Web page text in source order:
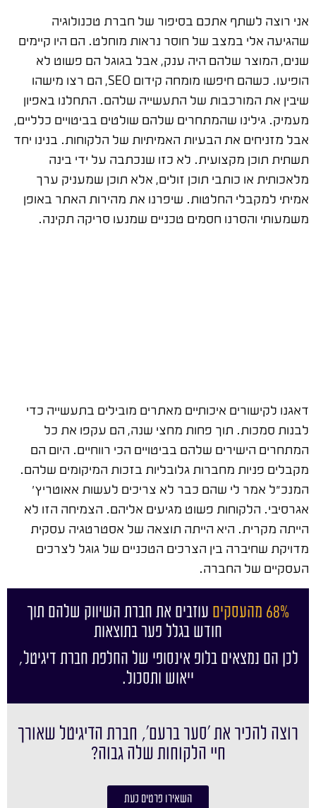
אני רוצה לשתף אתכם בסיפור של חברת טכנולוגיה
שהגיעה אלי במצב של חוסר נראות מוחלט. הם היו קיימים
שנים, המוצר שלהם היה ענק, אבל בגוגל הם פשוט לא
הופיעו. כשהם חיפשו מומחה קידום SEO, הם רצו מישהו
שיבין את המורכבות של התעשייה שלהם. התחלנו באפיון
מעמיק. גילינו שהמתחרים שלהם שולטים בביטויים כלליים,
אבל מזניחים את הבעיות האמיתיות של הלקוחות. בנינו יחד
תשתית תוכן מקצועית. לא כזו שנכתבה על ידי בינה
מלאכותית או כותבי תוכן זולים, אלא תוכן שמעניק ערך
אמיתי למקבלי החלטות. שיפרנו את מהירות האתר באופן
משמעותי והסרנו חסמים טכניים שמנעו סריקה תקינה.
דאגנו לקישורים איכותיים מאתרים מובילים בתעשייה כדי
לבנות סמכות. תוך פחות מחצי שנה, הם עקפו את כל
המתחרים הישירים שלהם בביטויים הכי רווחיים. היום הם
מקבלים פניות מחברות גלובליות בזכות המיקומים שלהם.
המנכ"ל אמר לי שהם כבר לא צריכים לעשות אאוטריץ'
אגרסיבי. הלקוחות פשוט מגיעים אליהם. הצמיחה הזו לא
הייתה מקרית. היא הייתה תוצאה של אסטרטגיה עסקית
מדויקת שחיברה בין הצרכים הטכניים של גוגל לצרכים
העסקיים של החברה.
68% מהעסקים
עוזבים את חברת השיווק שלהם תוך
חודש בגלל פער בתוצאות
לכן הם נמצאים בלופ אינסופי של החלפת חברת דיגיטל,
ייאוש ותסכול.
רוצה להכיר את ׳סער ברעם׳, חברת הדיגיטל שאורך
חיי הלקוחות שלה גבוה?
השאירו פרטים כעת